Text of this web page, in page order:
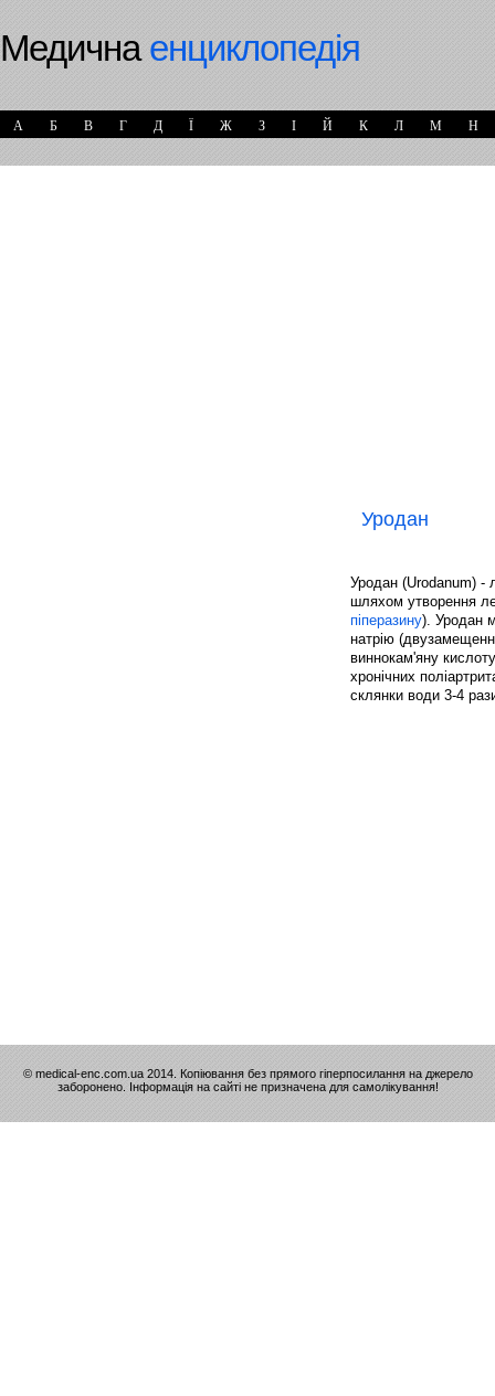
Медичнаенциклопедія
А Б В Г Д Ї Ж З І Й К Л М Н
Уродан
Уродан (Urodanum) -
шляхом утворення
піперазину). Уродан
натрію
виннокам'яну
хронічних
склянки води 3-4
© medical-enc.com.ua 2014. Копіювання без прямого гіперпосилання на джерело
заборонено. Інформація на сайті не призначена для самолікування!